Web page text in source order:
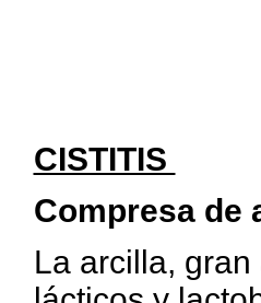
CISTITIS
Compresa de
La arcilla,